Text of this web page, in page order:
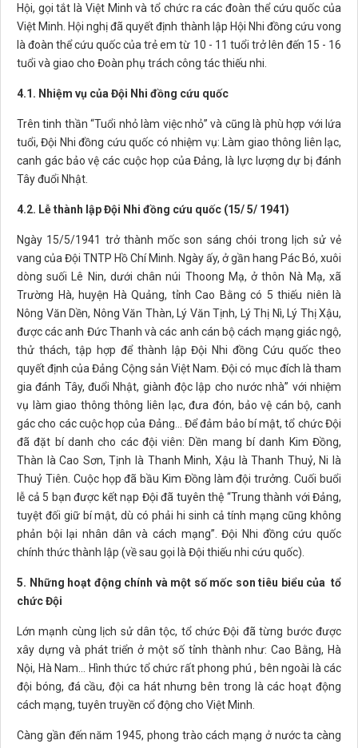
Hội, gọi tắt là Việt Minh và tổ chức ra các đoàn thể cứu quốc của
Việt Minh. Hội nghị đã quyết định thành lập Hội Nhi đồng cứu vong
là đoàn thể cứu quốc của trẻ em từ 10 - 11 tuổi trở lên đến 15 - 16
tuổi và giao cho Đoàn phụ trách công tác thiếu nhi.
4.1. Nhiệm vụ của Đội Nhi đồng cứu quốc
Trên tinh thần “Tuổi nhỏ làm việc nhỏ” và cũng là phù hợp với lứa
tuổi, Đội Nhi đồng cứu quốc có nhiệm vụ: Làm giao thông liên lạc,
canh gác bảo vệ các cuộc họp của Đảng, là lực lượng dự bị đánh
Tây đuổi Nhật.
4.2. Lễ thành lập Đội Nhi đồng cứu quốc (15/ 5/ 1941)
Ngày 15/5/1941 trở thành mốc son sáng chói trong lịch sử vẻ
vang của Đội TNTP Hồ Chí Minh. Ngày ấy, ở gần hang Pác Bó, xuôi
dòng suối Lê Nin, dưới chân núi Thoong Mạ, ở thôn Nà Mạ, xã
Trường Hà, huyện Hà Quảng, tỉnh Cao Bằng có 5 thiếu niên là
Nông Văn Dền, Nông Văn Thàn, Lý Văn Tịnh, Lý Thị Nì, Lý Thị Xậu,
được các anh Đức Thanh và các anh cán bộ cách mạng giác ngộ,
thử thách, tập hợp để thành lập Đội Nhi đồng Cứu quốc theo
quyết định của Đảng Cộng sản Việt Nam. Đội có mục đích là tham
gia đánh Tây, đuổi Nhật, giành độc lập cho nước nhà” với nhiệm
vụ làm giao thông thông liên lạc, đưa đón, bảo vệ cán bộ, canh
gác cho các cuộc họp của Đảng... Để đảm bảo bí mật, tổ chức Đội
đã đặt bí danh cho các đội viên: Dền mang bí danh Kim Đồng,
Thàn là Cao Sơn, Tịnh là Thanh Minh, Xậu là Thanh Thuỷ, Ni là
Thuỷ Tiên. Cuộc họp đã bầu Kim Đồng làm đội trưởng. Cuối buổi
lễ cả 5 bạn được kết nạp Đội đã tuyên thệ “Trung thành với Đảng,
tuyệt đối giữ bí mật, dù có phải hi sinh cả tính mạng cũng không
phản bội lại nhân dân và cách mạng”. Đội Nhi đồng cứu quốc
chính thức thành lập (về sau gọi là Đội thiếu nhi cứu quốc).
5. Những hoạt động chính và một số mốc son tiêu biểu của tổ
chức Đội
Lớn mạnh cùng lịch sử dân tộc, tổ chức Đội đã từng bước được
xây dựng và phát triển ở một số tỉnh thành như: Cao Bằng, Hà
Nội, Hà Nam... Hình thức tổ chức rất phong phú , bên ngoài là các
đội bóng, đá cầu, đội ca hát nhưng bên trong là các hoạt động
cách mạng, tuyên truyền cổ động cho Việt Minh.
Càng gần đến năm 1945, phong trào cách mạng ở nước ta càng